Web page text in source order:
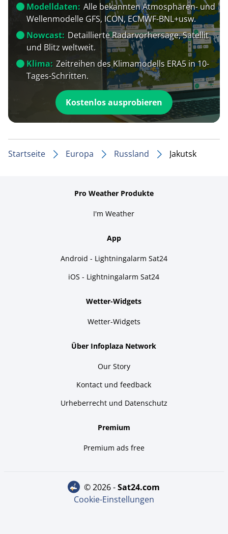
Modelldaten: Alle bekannten Atmosphären- und
Wellenmodelle GFS, ICON, ECMWF-BNL+usw.
Nowcast: Detaillierte Radarvorhersage, Satellit
und Blitz weltweit.
Klima: Zeitreihen des Klimamodells ERA5 in 10-
Tages-Schritten.
Kostenlos ausprobieren
Startseite Europa Russland Jakutsk
Pro Weather Produkte
I'm Weather
App
Android - Lightningalarm Sat24
iOS - Lightningalarm Sat24
Wetter-Widgets
Wetter-Widgets
Über Infoplaza Network
Our Story
Kontact und feedback
Urheberrecht und Datenschutz
Premium
Premium ads free
© 2026 - sat24.com
Cookie-Einstellungen